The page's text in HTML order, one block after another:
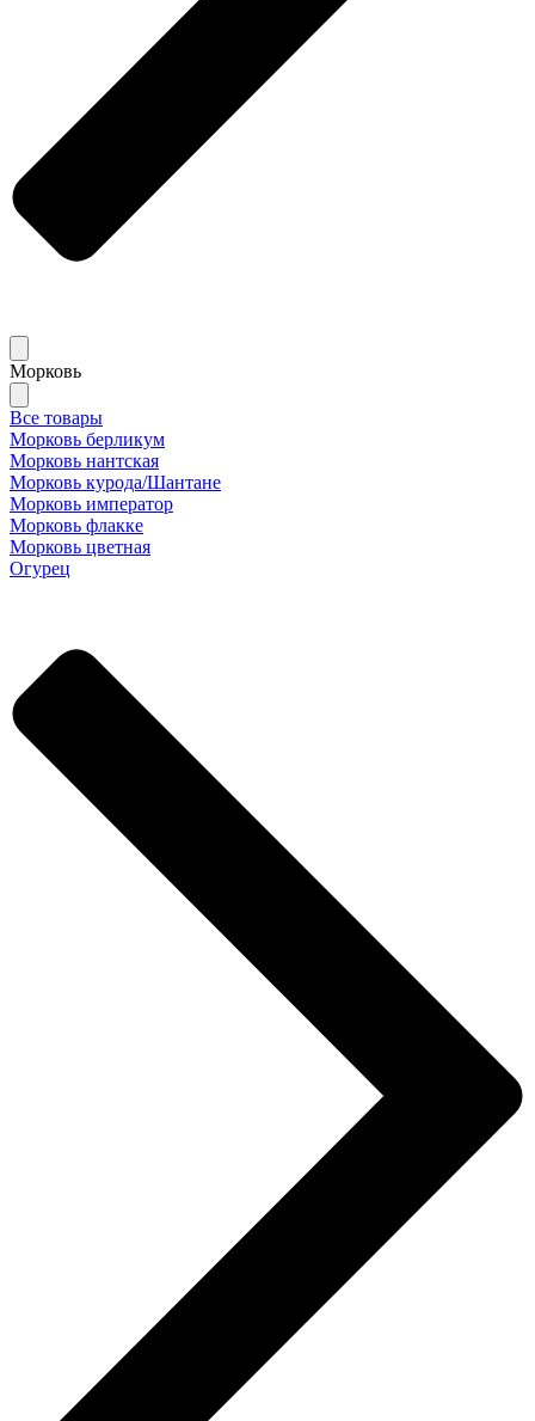
Морковь
Все товары
Морковь берликум
Морковь нантская
Морковь курода/Шантане
Морковь император
Морковь флакке
Морковь цветная
Огурец